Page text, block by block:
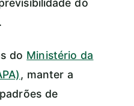
do
do Ministério da
, manter a
de